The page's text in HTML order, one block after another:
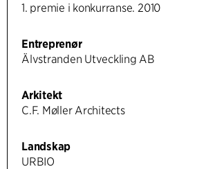
1. premie i konkurranse. 2010
Entreprenør
Älvstranden Utveckling AB
Arkitekt
C.F. Møller Architects
Landskap
URBIO